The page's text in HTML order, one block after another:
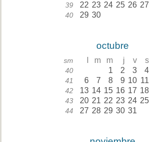
39 22 23 24 25 26 27
40 29 30
octubre
sm m m j v s
40 1 2 3 4
41 6 7 8 9 10 11
42 13 14 15 16 17 18
43 20 21 22 23 24 25
44 27 28 29 30 31